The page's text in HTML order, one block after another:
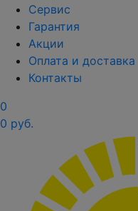
Сервис
Гарантия
Акции
Оплата и доставка
Контакты
0
0 руб.